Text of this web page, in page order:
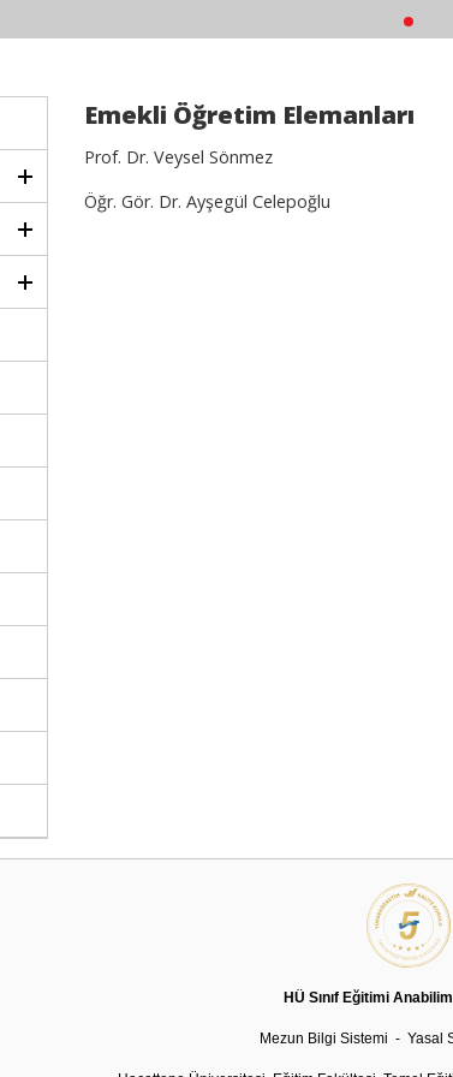
Emekli Öğretim Elemanları
Prof. Dr. Veysel Sönmez
Öğr. Gör. Dr. Ayşegül Celepoğlu
HÜ Sınıf Eğitimi
Mezun Bilgi Sistemi - Yasal